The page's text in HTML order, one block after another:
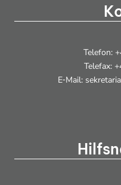
Telefon:
Telefax:
E‑Mail: